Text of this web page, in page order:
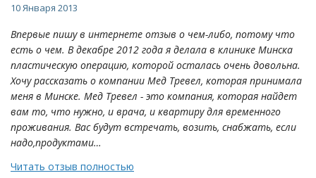
10 Января 2013
Впервые пишу в интернете отзыв о чем-либо, потому что
есть о чем. В декабре 2012 года я делала в клинике Минска
пластическую операцию, которой осталась очень довольна.
Хочу рассказать о компании Мед Тревел, которая принимала
меня в Минске. Мед Тревел - это компания, которая найдет
вам то, что нужно, и врача, и квартиру для временного
проживания. Вас будут встречать, возить, снабжать, если
надо,продуктами…
Читать отзыв полностью